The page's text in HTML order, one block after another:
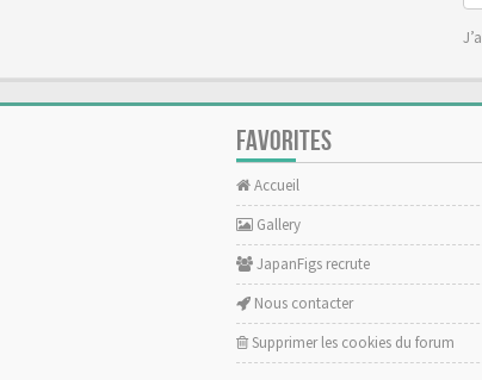
FAVORITES
Accueil
Gallery
JapanFigs recrute
Nous contacter
Supprimer les cookies du forum